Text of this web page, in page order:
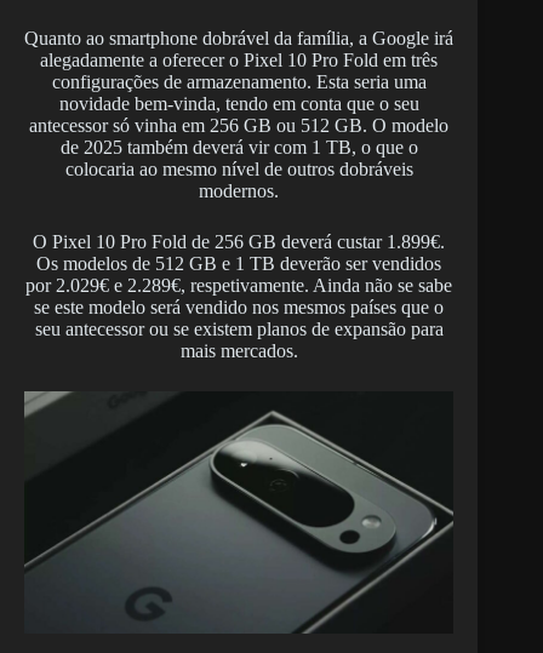
Quanto ao smartphone dobrável da família, a Google irá
alegadamente a oferecer o Pixel 10 Pro Fold em três
configurações de armazenamento. Esta seria uma
novidade bem-vinda, tendo em conta que o seu
antecessor só vinha em 256 GB ou 512 GB. O modelo
de 2025 também deverá vir com 1 TB, o que o
colocaria ao mesmo nível de outros dobráveis
modernos.
O Pixel 10 Pro Fold de 256 GB deverá custar 1.899€.
Os modelos de 512 GB e 1 TB deverão ser vendidos
por 2.029€ e 2.289€, respetivamente. Ainda não se sabe
se este modelo será vendido nos mesmos países que o
seu antecessor ou se existem planos de expansão para
mais mercados.